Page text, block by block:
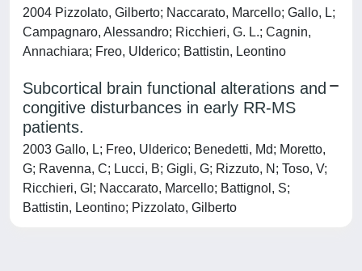
2004 Pizzolato, Gilberto; Naccarato, Marcello; Gallo, L;
Campagnaro, Alessandro; Ricchieri, G. L.; Cagnin,
Annachiara; Freo, Ulderico; Battistin, Leontino
Subcortical brain functional alterations and
congitive disturbances in early RR-MS
patients.
2003 Gallo, L; Freo, Ulderico; Benedetti, Md; Moretto,
G; Ravenna, C; Lucci, B; Gigli, G; Rizzuto, N; Toso, V;
Ricchieri, Gl; Naccarato, Marcello; Battignol, S;
Battistin, Leontino; Pizzolato, Gilberto